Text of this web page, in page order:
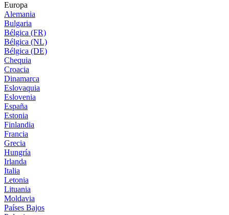
Europa
Alemania
Bulgaria
Bélgica (FR)
Bélgica (NL)
Bélgica (DE)
Chequia
Croacia
Dinamarca
Eslovaquia
Eslovenia
España
Estonia
Finlandia
Francia
Grecia
Hungría
Irlanda
Italia
Letonia
Lituania
Moldavia
Países Bajos